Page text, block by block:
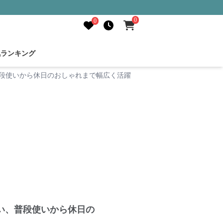
0 0
ンキング
使いから休日のおしゃれまで幅広く活躍
、普段使いから休日の